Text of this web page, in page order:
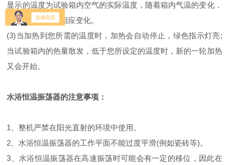
显示的温度为试验箱内空气的实际温度，随着箱内气温的变化，
显示的数字也会相应变化。
(3)当加热到您所需的温度时，加热会自动停止，绿色指示灯亮;
当试验箱内的热量散发，低于您所设定的温度时，新的一轮加热
又会开始。
水浴恒温振荡器的注意事项：
1、整机严禁在阳光直射的环境中使用。
2、水浴恒温振荡器的工作平面不能过度平滑(例如瓷砖等)。
3、水浴恒温振荡器在高速振荡时可能会有一定的移位，因此在